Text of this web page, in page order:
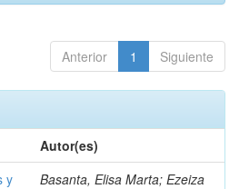
Anterior 1 Siguiente
Autor(es)
y
Basanta, Elisa Marta; Ezeiza